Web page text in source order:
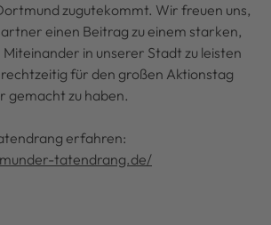
zugutekommt. Wir freuen uns,
einen Beitrag zu einem starken,
in unserer Stadt zu leisten
für den großen Aktionstag
gemacht zu haben.
erfahren:
tatendrang.de/